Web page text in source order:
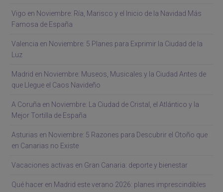
Vigo en Noviembre: Ría, Marisco y el Inicio de la Navidad Más
Famosa de España
Valencia en Noviembre: 5 Planes para Exprimir la Ciudad de la
Luz
Madrid en Noviembre: Museos, Musicales y la Ciudad Antes de
que Llegue el Caos Navideño
A Coruña en Noviembre: La Ciudad de Cristal, el Atlántico y la
Mejor Tortilla de España
Asturias en Noviembre: 5 Razones para Descubrir el Otoño que
en Canarias no Existe
Vacaciones activas en Gran Canaria: deporte y bienestar
Qué hacer en Madrid este verano 2026: planes imprescindibles